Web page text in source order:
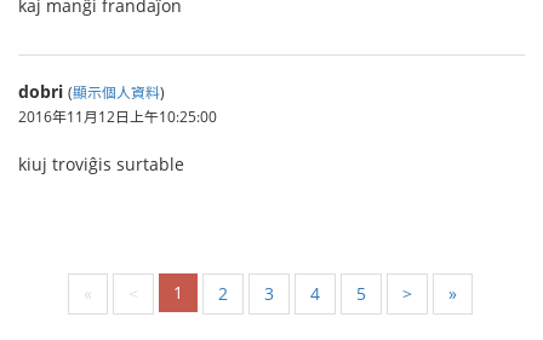
kaj manĝi frandaĵon
dobri (顯示個人資料)
2016年11月12日上午10:25:00
kiuj troviĝis surtable
« < 1 2 3 4 5 > »